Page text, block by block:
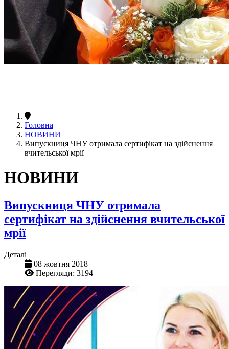
Головна
НОВИНИ
Випускниця ЧНУ отримала сертифікат на здійснення
вчительської мрії
НОВИНИ
Випускниця ЧНУ отримала
сертифікат на здійснення вчительської
мрії
Деталі
08 жовтня 2018
Перегляди: 3194